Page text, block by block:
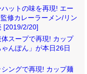
ットの味を再現! エー
修カレーラーメン/リン
[2019/2/20]
スープで再現! カップ
んぽん」が本日26日
ングで再現! カップ麺